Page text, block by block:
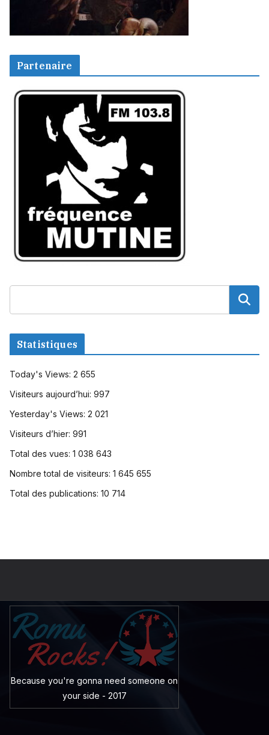
Partenaire
Statistiques
Today's Views: 2 655
Visiteurs aujourd’hui: 997
Yesterday's Views: 2 021
Visiteurs d’hier: 991
Total des vues: 1 038 643
Nombre total de visiteurs: 1 645 655
Total des publications: 10 714
Because you're gonna need someone on
your side - 2017